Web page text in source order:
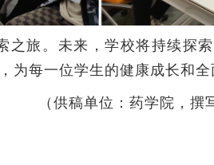
旅。未来，学校将持续探索
为每一位学生的健康成长和全
（ 供稿单位：药学院，撰